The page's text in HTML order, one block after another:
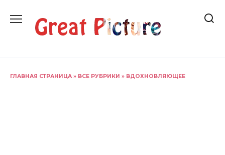
содержанию
ГЛАВНАЯ СТРАНИЦА » ВСЕ РУБРИКИ » ВДОХНОВЛЯЮЩЕЕ